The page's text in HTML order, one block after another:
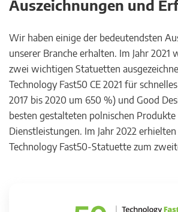
Auszeichnungen und
Wir haben einige der bedeutendsten
unserer Branche erhalten. Im Jahr
zwei wichtigen Statuetten
Technology Fast50 CE 2021 für
2017 bis 2020 um 650 %) und Good
besten gestalteten polnischen Produkte
Dienstleistungen. Im Jahr 2022
Technology Fast50-Statuette zum